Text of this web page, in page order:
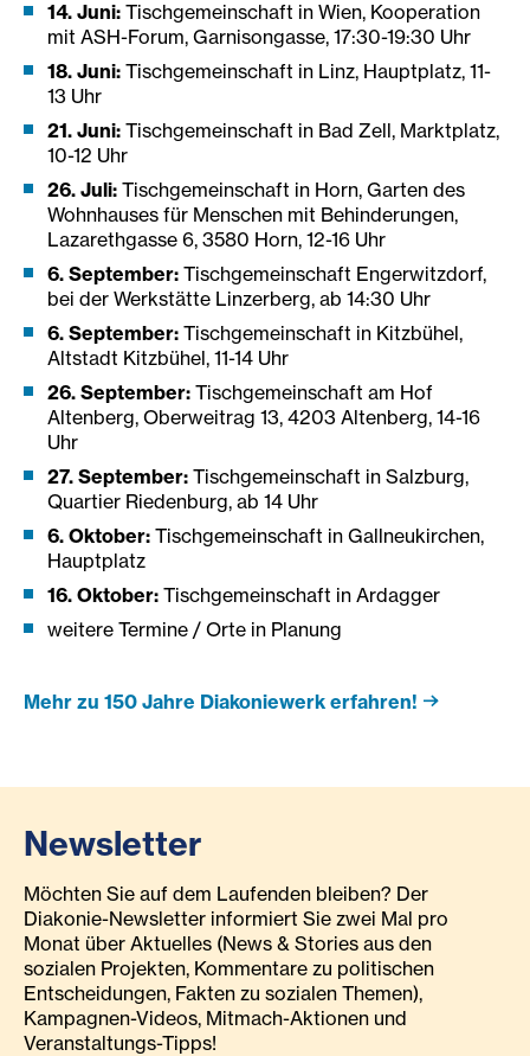
14. Juni: Tischgemeinschaft in Wien, Kooperation
mit ASH-Forum, Garnisongasse, 17:30-19:30 Uhr
18. Juni: Tischgemeinschaft in Linz, Hauptplatz, 11-
13 Uhr
21. Juni: Tischgemeinschaft in Bad Zell, Marktplatz,
10-12 Uhr
26. Juli: Tischgemeinschaft in Horn, Garten des
Wohnhauses für Menschen mit Behinderungen,
Lazarethgasse 6, 3580 Horn, 12-16 Uhr
6. September: Tischgemeinschaft Engerwitzdorf,
bei der Werkstätte Linzerberg, ab 14:30 Uhr
6. September: Tischgemeinschaft in Kitzbühel,
Altstadt Kitzbühel, 11-14 Uhr
26. September: Tischgemeinschaft am Hof
Altenberg, Oberweitrag 13, 4203 Altenberg, 14-16
Uhr
27. September: Tischgemeinschaft in Salzburg,
Quartier Riedenburg, ab 14 Uhr
6. Oktober: Tischgemeinschaft in Gallneukirchen,
Hauptplatz
16. Oktober: Tischgemeinschaft in Ardagger
weitere Termine / Orte in Planung
Mehr zu 150 Jahre Diakoniewerk erfahren!
Newsletter
Möchten Sie auf dem Laufenden bleiben? Der
Diakonie-Newsletter informiert Sie zwei Mal pro
Monat über Aktuelles (News & Stories aus den
sozialen Projekten, Kommentare zu politischen
Entscheidungen, Fakten zu sozialen Themen),
Kampagnen-Videos, Mitmach-Aktionen und
Veranstaltungs-Tipps!